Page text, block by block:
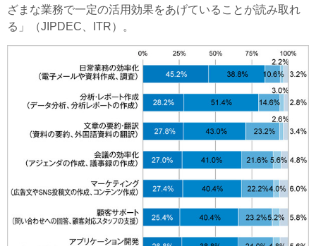
ざまな業務で一定の活用効果をあげていることが読み取れ
る」（JIPDEC、ITR）。